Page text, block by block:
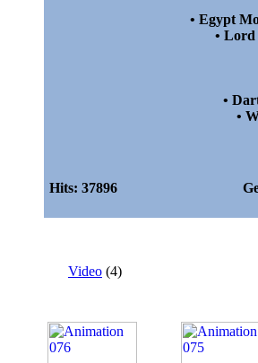
• Egypt
• Lord
•
•
Hits: 37896
Video (4)